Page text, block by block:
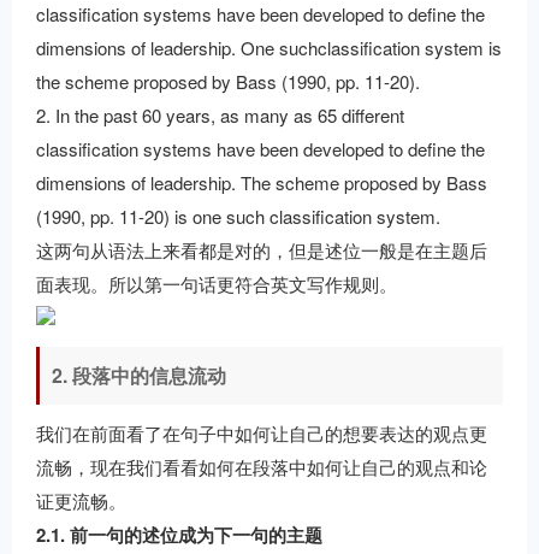
classiﬁcation systems have been developed to deﬁne the
dimensions of leadership. One suchclassiﬁcation system is
the scheme proposed by Bass (1990, pp. 11-20).
2. In the past 60 years, as many as 65 different
classiﬁcation systems have been developed to deﬁne the
dimensions of leadership. The scheme proposed by Bass
(1990, pp. 11-20) is one such classiﬁcation system.
这两句从语法上来看都是对的，但是述位一般是在主题后
面表现。所以第一句话更符合英文写作规则。
2. 段落中的信息流动
我们在前面看了在句子中如何让自己的想要表达的观点更
流畅，现在我们看看如何在段落中如何让自己的观点和论
证更流畅。
2.1. 前一句的述位成为下一句的主题